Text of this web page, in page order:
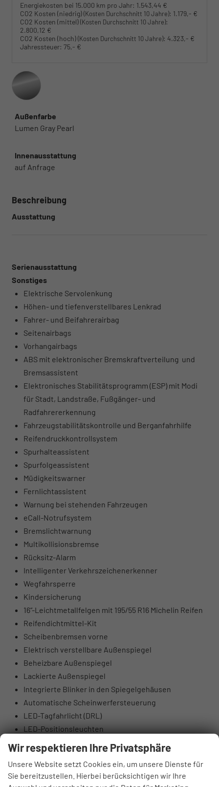
Energiekosten bei 15.000 km pro Jahr: 1.543,44 €
CO2 Kosten (niedrig)(Kosten Durchschnitt 10 Jahre): 1.179,- €
CO2 Kosten (mittel)(Kosten Durchschnitt 10 Jahre):
2.800,12 €
CO2 Kosten (hoch)(Kosten Durchschnitt 10 Jahre): 4.323,- €
Jahressteuer: 75,- €
Außenfarbe
Lumen Gray Pearl
Innenausstattung
auf Anfrage
Beschreibung
Ausstattung
Serienausstattung
Sonstiges
Elektrische Servolenkung
Höhen- und tiefenverstellbares Lenkrad
Fahrer- und Beifahrerairbag
Seitenairbags
Vorhangairbags
ABS mit elektronischer Bremskraftverteilung und
Bremsassistent
Elektronisches Stabilitätsprogramm (ESP) mit Modi
für Stadt, Landstraße, Fußgänger- und
Radfahrererkennung
Fahrzeugstabilitätskontrolle und Berganfahrhilfe
Reifendruckkontrollsystem
Spurhalteassistent
Spurfolgeassistent
Müdigkeitswarner
Fernlichtassistent
Warnung bei stehenden Fahrzeugen
eCall-Notrufsystem
Bremslichtwarnung
Multikollisionsbremse
Rücksitz-Alarm
Intelligenter Verkehrszeichenerkenner
Wegfahrsperre
Kindersicherung
16“-Leichtmetallfelgen mit 195/55 R16 Michelin Reifen
Reifendichtmittel-Kit
Scheibenbremsen vorne
Elektrisch verstellbare Außenspiegel
Beheizbare Außenspiegel
Lackierte Außenspiegel
Integrierte Blinker in den Spiegelgehäusen
Automatische Scheinwerfersteuerung
LED-Tagfahrlicht (DRL)
LED-Positionsleuchten
Nebelscheinwerfer hinten
Tönung der Scheiben
Beleuchteter Schminkspiegel
Lederlenkrad
Wir respektieren Ihre Privatsphäre
Unsere Website setzt Cookies ein, um unsere Dienste für
Sie bereitzustellen. Hierbei berücksichtigen wir Ihre